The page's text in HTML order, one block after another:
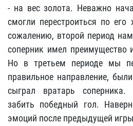
- на вес золота. Неважно
смогли перестроиться по его
сожалению, второй период
соперник имел преимущество
Но в третьем периоде мы
правильное направление,
сыграл вратарь
забить победный гол.
эмоций после предыдущей